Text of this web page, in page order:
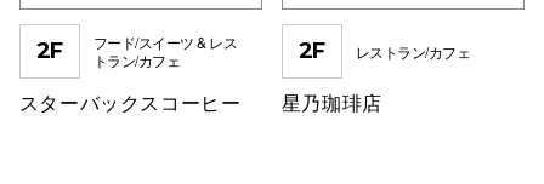
2F
フード/スイーツ & レス
トラン/カフェ
スターバックスコーヒー
2F レストラン/カフェ
星乃珈琲店